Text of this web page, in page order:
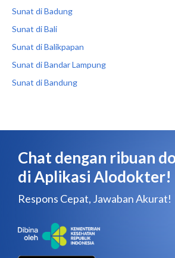
Sunat di Badung
Sunat di Bali
Sunat di Balikpapan
Sunat di Bandar Lampung
Sunat di Bandung